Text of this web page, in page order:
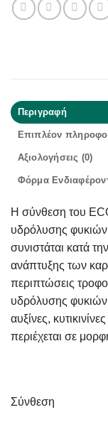
Περιγραφή
Επιπλέον
Αξιολογήσεις (0)
Φόρμα
Η σύνθεση του
υδρόλυσης φυκιών
συνιστάται κατά
ανάπτυξης των
περιπτώσεις
υδρόλυσης
αυξίνες,
περιέχεται σε
Σύνθεση